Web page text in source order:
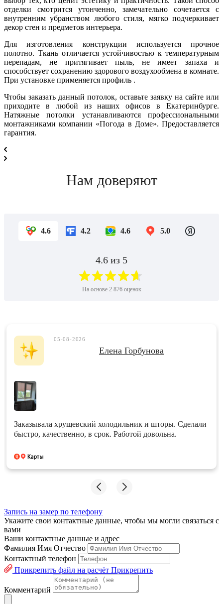
отделки смотрится утонченно, замечательно сочетается с
внутренним убранством любого стиля, мягко подчеркивает
декор стен и предметов интерьера.
Для изготовления конструкции используется прочное
полотно. Ткань отличается устойчивостью к температурным
перепадам, не притягивает пыль, не имеет запаха и
способствует сохранению здорового воздухообмена в комнате.
При установке применяется профиль .
Чтобы заказать данный потолок, оставьте заявку на сайте или
приходите в любой из наших офисов в Екатеринбурге.
Натяжные потолки устанавливаются профессиональными
монтажниками компании «Погода в Доме». Предоставляется
гарантия.
Нам доверяют
4.6 4.2 4.6 5.0
4.6 из 5
На основе 2 876оценок
05-08-2026
Елена Горбунова
Заказывала хрущевский холодильник и шторы. Сделали
быстро, качественно, в срок. Работой довольна.
Запись на замер по телефону
Укажите свои контактные данные, чтобы мы могли связаться с
вами
Ваши контактные данные и адрес
Фамилия Имя Отчество
Контактный телефон
Прикрепить файл на расчёт Прикрепить
Комментарий